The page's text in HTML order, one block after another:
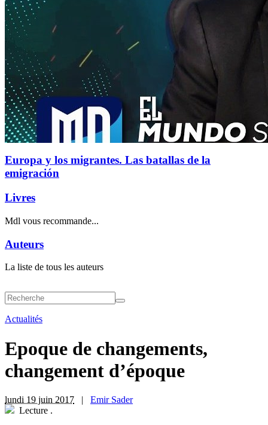
Europa y los migrantes. Las batallas de la
emigración
Livres
Mdl vous recommande...
Auteurs
La liste de tous les auteurs
Actualités
Epoque de changements,
changement d’époque
lundi 19 juin 2017 | Emir Sader
Lecture .